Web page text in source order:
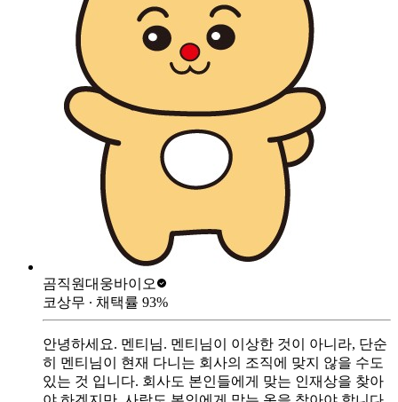
곰직원대웅바이오
코상무 ∙ 채택률 93%
안녕하세요. 멘티님. 멘티님이 이상한 것이 아니라, 단순
히 멘티님이 현재 다니는 회사의 조직에 맞지 않을 수도
있는 것 입니다. 회사도 본인들에게 맞는 인재상을 찾아